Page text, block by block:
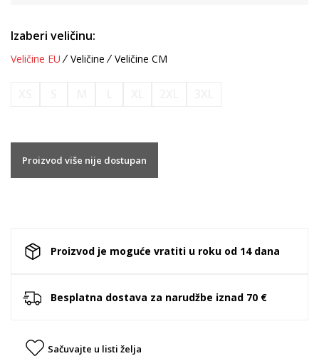
Izaberi veličinu:
Veličine EU Veličine Veličine CM
Proizvod više nije dostupan
Proizvod je moguće vratiti u roku od 14 dana
Besplatna dostava za narudžbe iznad 70 €
Sačuvajte u listi želja